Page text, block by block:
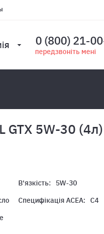
0 (800) 21-
передзвоніть мені
GTX 5W-30 (4л)
В'язкість: 5W-30
Специфікація ACEA: C4